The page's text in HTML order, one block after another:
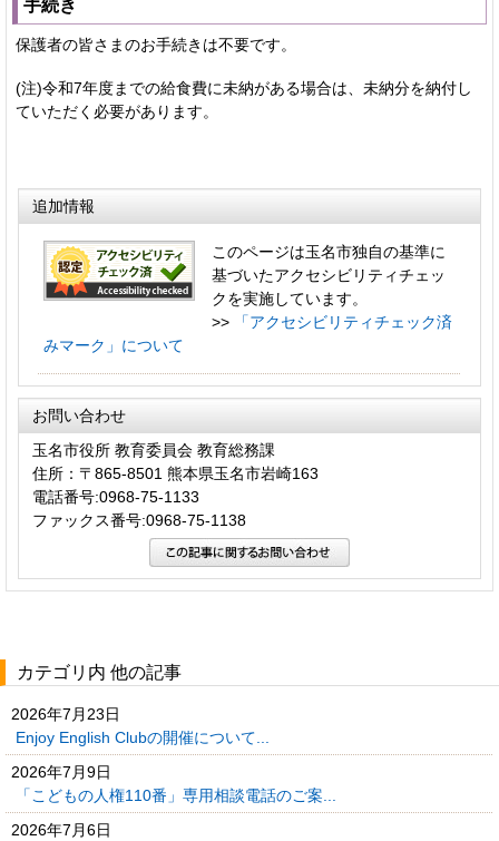
手続き
保護者の皆さまのお手続きは不要です。
(注)令和7年度までの給食費に未納がある場合は、未納分を納付し
ていただく必要があります。
追加情報
このページは玉名市独自の基準に
基づいたアクセシビリティチェッ
クを実施しています。
>>
「アクセシビリティチェック済
みマーク」について
お問い合わせ
玉名市役所 教育委員会 教育総務課
住所：〒865-8501 熊本県玉名市岩崎163
電話番号:0968-75-1133
ファックス番号:0968-75-1138
カテゴリ内 他の記事
2026年7月23日
Enjoy English Clubの開催について...
2026年7月9日
「こどもの人権110番」専用相談電話のご案...
2026年7月6日